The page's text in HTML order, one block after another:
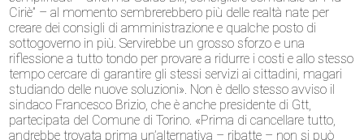
Ciriè” – al momento sembrerebbero più delle realtà nate per
creare dei consigli di amministrazione e qualche posto di
sottogoverno in più. Servirebbe un grosso sforzo e una
riflessione a tutto tondo per provare a ridurre i costi e allo stesso
tempo cercare di garantire gli stessi servizi ai cittadini, magari
studiando delle nuove soluzioni». Non è dello stesso avviso il
sindaco Francesco Brizio, che è anche presidente di Gtt,
partecipata del Comune di Torino. «Prima di cancellare tutto,
andrebbe trovata prima un’alternativa – ribatte – non si può